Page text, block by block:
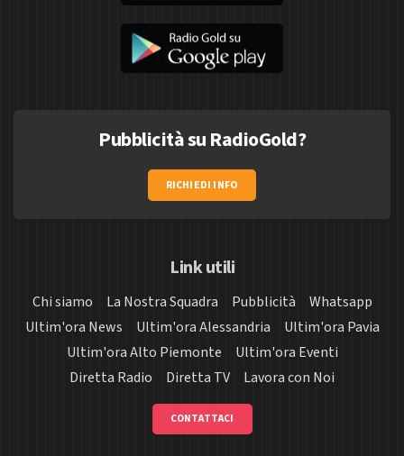
Pubblicità su RadioGold?
RICHIEDI INFO
Link utili
Chi siamo La Nostra Squadra Pubblicità
Whatsapp
Ultim'ora News
Ultim'ora Alessandria
Ultim'ora Pavia
Ultim'ora Alto Piemonte
Ultim'ora Eventi
Diretta Radio
Diretta TV Lavora con Noi
CONTATTACI